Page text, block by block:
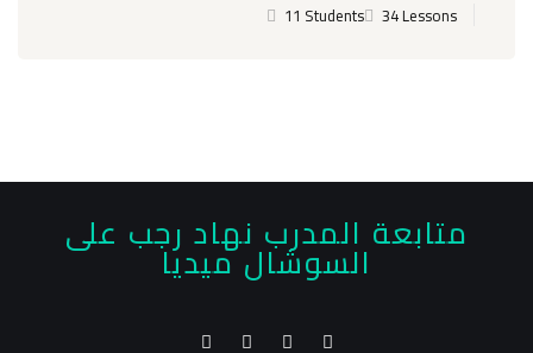
34 Lessons
11 Students
متابعة المدرب نهاد رجب على
السوشال ميديا